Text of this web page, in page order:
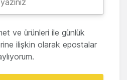
ve ürünleri ile günlük
ilişkin olarak epostalar